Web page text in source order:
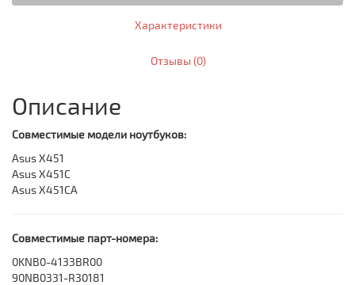
Характеристики
Отзывы (0)
Описание
Совместимые модели ноутбуков:
Asus X451
Asus X451C
Asus X451CA
Совместимые парт-номера:
0KNB0-4133BR00
90NB0331-R30181